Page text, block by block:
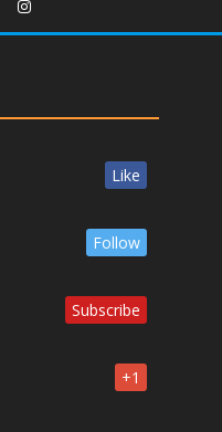
Like
Follow
Subscribe
+1